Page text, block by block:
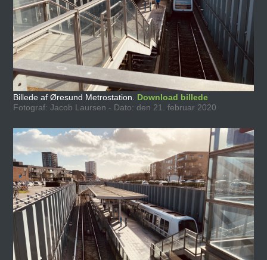
Billede af Øresund Metrostation. Download billede
Fotograf: Jacob Laursen - Dato: den 21. februar 2020